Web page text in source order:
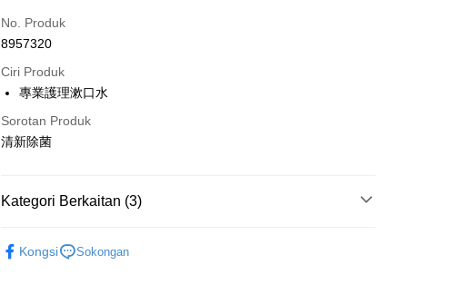
Apple Pay
JKOPAY
Easy Wallet
Google Pay
Pertama, Mengenai Perkhidmatan AFTEE Beli Sekarang Bayar
1. Dengan memilih AFTEE sebagai kaedah pembayaran, mesej
pengesahan AFTEE akan muncul.
No. Produk
8957320
Ciri Produk
專業護理漱口水
Sorotan Produk
清新除菌
Kategori Berkaitan (3)
Kongsi Sokongan